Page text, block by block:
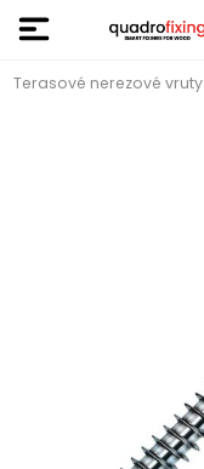
Terasové nerezové vruty